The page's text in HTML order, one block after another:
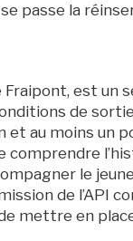
passe la
est un
de
et au moins un
comprendre
le
de l’API
mettre en